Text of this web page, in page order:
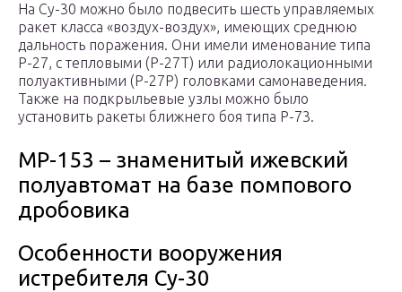
На Су-30 можно было подвесить шесть управляемых
ракет класса «воздух-воздух», имеющих среднюю
дальность поражения. Они имели именование типа
Р-27, с тепловыми (Р-27Т) или радиолокационными
полуактивными (Р-27Р) головками самонаведения.
Также на подкрыльевые узлы можно было
установить ракеты ближнего боя типа Р-73.
МР-153 – знаменитый ижевский
полуавтомат на базе помпового
дробовика
Особенности вооружения
истребителя Су-30